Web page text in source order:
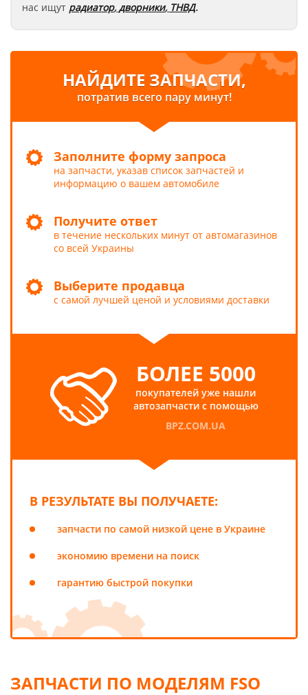
нас ищут радиатор,дворники, ТНВД.
НАЙДИТЕ ЗАПЧАСТИ,
потратив всего пару минут!
Заполните форму запроса
на запчасти, указав список запчастей и
информацию о вашем автомобиле
Получите ответ
в течение нескольких минут от автомагазинов
со всей Украины
Выберите продавца
с самой лучшей ценой и условиями доставки
БОЛЕЕ 5000
покупателей уже нашли
автозапчасти с помощью
BPZ.COM.UA
В РЕЗУЛЬТАТЕ ВЫ ПОЛУЧАЕТЕ:
запчасти по самой низкой цене в Украине
экономию времени на поиск
гарантию быстрой покупки
ЗАПЧАСТИ ПО МОДЕЛЯМ FSO